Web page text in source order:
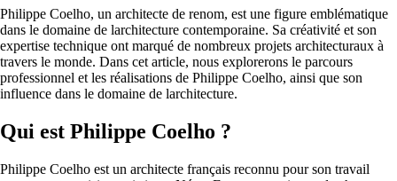
Philippe Coelho, un architecte de renom, est une figure emblématique
dans le domaine de larchitecture contemporaine. Sa créativité et son
expertise technique ont marqué de nombreux projets architecturaux à
travers le monde. Dans cet article, nous explorerons le parcours
professionnel et les réalisations de Philippe Coelho, ainsi que son
influence dans le domaine de larchitecture.
Qui est Philippe Coelho ?
Philippe Coelho est un architecte français reconnu pour son travail